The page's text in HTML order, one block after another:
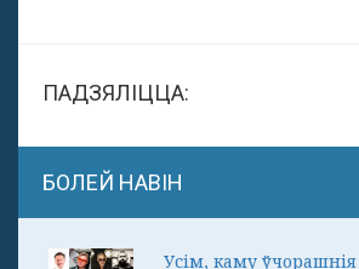
ПАДЗЯЛІЦЦА:
БОЛЕЙ НАВІН
Усім, каму ўчорашнія